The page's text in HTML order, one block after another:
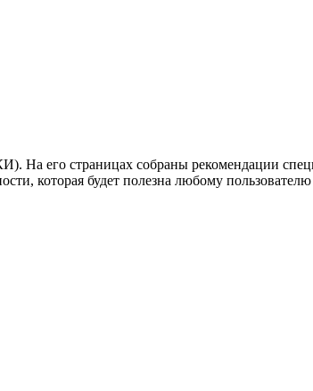
его страницах собраны рекомендации
которая будет полезна любому